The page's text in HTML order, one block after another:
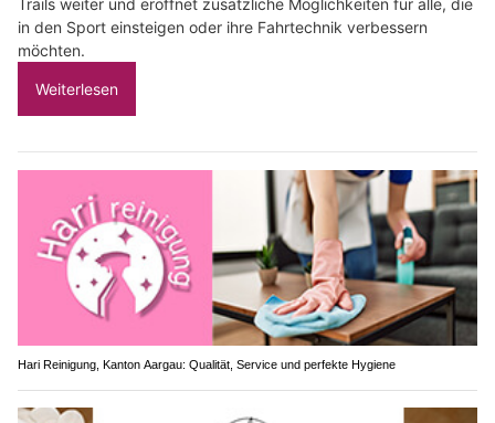
Trails weiter und eröffnet zusätzliche Möglichkeiten für alle, die
in den Sport einsteigen oder ihre Fahrtechnik verbessern
möchten.
Weiterlesen
Hari Reinigung, Kanton Aargau: Qualität, Service und perfekte Hygiene